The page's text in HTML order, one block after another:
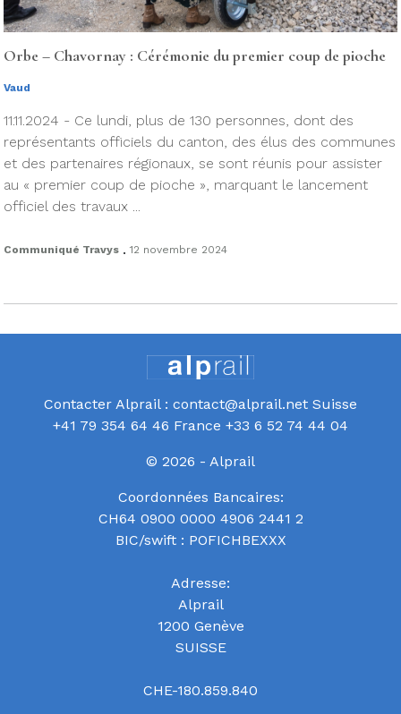
Orbe – Chavornay : Cérémonie du premier coup de pioche
Vaud
11.11.2024 - Ce lundi, plus de 130 personnes, dont des
représentants officiels du canton, des élus des communes
et des partenaires régionaux, se sont réunis pour assister
au « premier coup de pioche », marquant le lancement
officiel des travaux ...
Communiqué Travys . 12 novembre 2024
Contacter Alprail : contact@alprail.net Suisse
+41 79 354 64 46 France +33 6 52 74 44 04
© 2026 - Alprail
Coordonnées Bancaires:
CH64 0900 0000 4906 2441 2
BIC/swift : POFICHBEXXX
Adresse:
Alprail
1200 Genève
SUISSE
CHE-180.859.840